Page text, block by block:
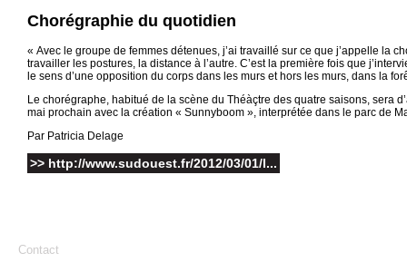
Chorégraphie du quotidien
« Avec le groupe de femmes détenues, j’ai travaillé sur ce que j’appelle la
travailler les postures, la distance à l’autre. C’est la première fois que
le sens d’une opposition du corps dans les murs et hors les murs, dans la
Le chorégraphe, habitué de la scène du Théàçtre des quatre saisons, sera
mai prochain avec la création « Sunnyboom », interprétée dans le parc de
Par Patricia Delage
>> http://www.sudouest.fr/2012/03/01/l...
Contact